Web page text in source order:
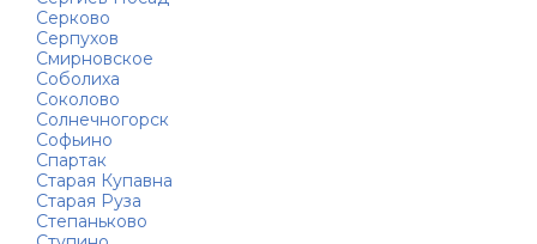
Серково
Серпухов
Смирновское
Соболиха
Соколово
Солнечногорск
Софьино
Спартак
Старая Купавна
Старая Руза
Степаньково